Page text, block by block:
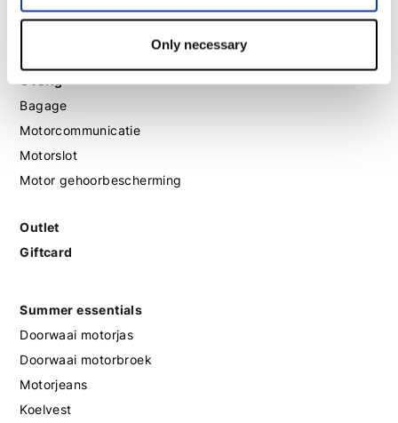
Only necessary
MX helmen
Overig
Bagage
Motorcommunicatie
Motorslot
Motor gehoorbescherming
Outlet
Giftcard
Summer essentials
Doorwaai motorjas
Doorwaai motorbroek
Motorjeans
Koelvest